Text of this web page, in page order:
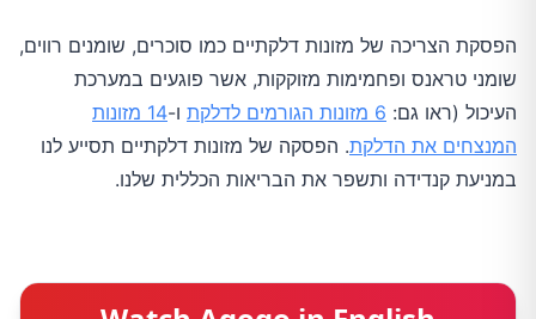
הפסקת הצריכה של מזונות דלקתיים כמו סוכרים, שומנים רווים,
שומני טראנס ופחמימות מזוקקות, אשר פוגעים במערכת
העיכול (ראו גם: 6 מזונות הגורמים לדלקת ו-
14 מזונות
המנצחים את הדלקת. הפסקה של מזונות דלקתיים תסייע לנו
במניעת קנדידה ותשפר את הבריאות הכללית שלנו.